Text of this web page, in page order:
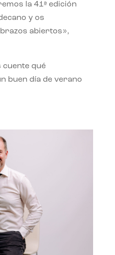
la 41ª edición
y os
abiertos»,
cuente qué
buen día de verano